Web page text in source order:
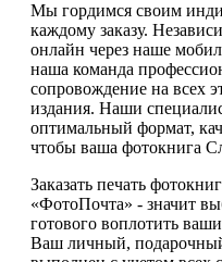
Мы гордимся своим
каждому заказу.
онлайн через наше
наша команда
сопровождение на всех
издания. Наши
оптимальный формат,
чтобы ваша фотокнига
Заказать печать
«ФотоПочта» - значит
готового воплотить
Ваш личный,